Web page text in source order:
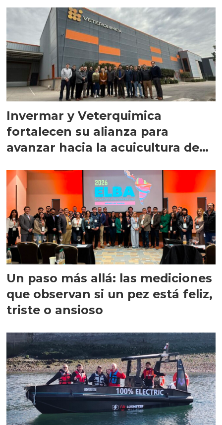
Invermar y Veterquimica
fortalecen su alianza para
avanzar hacia la acuicultura de
Un paso más allá: las mediciones
que observan si un pez está feliz,
triste o ansioso